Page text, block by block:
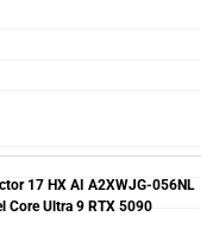
17 HX AI A2XWJG-056NL
Core Ultra 9 RTX 5090